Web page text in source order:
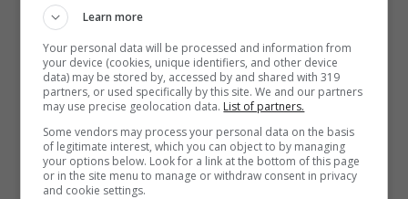
avanti a una velocità incredibile,
essenziale riuscire a restare al passo
Ciò è vero soprattutto se lavorate a stretto
contatto con la tecnologia. Se negli anni
avete lavorato nel settore marketing oggi
Learn more
Your personal data will be processed and information from
your device (cookies, unique identifiers, and other device
data) may be stored by, accessed by and shared with 319
partners, or used specifically by this site. We and our partners
may use precise geolocation data. List of partners.
Some vendors may process your personal data on the basis
of legitimate interest, which you can object to by managing
your options below. Look for a link at the bottom of this page
or in the site menu to manage or withdraw consent in privacy
and cookie settings.